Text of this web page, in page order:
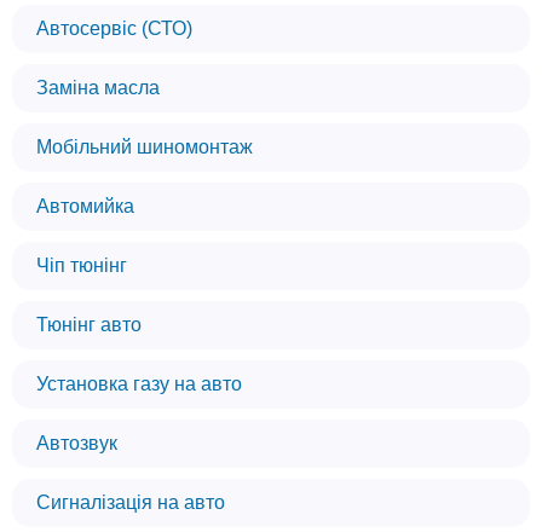
Автосервіс (СТО)
Заміна масла
Мобільний шиномонтаж
Автомийка
Чіп тюнінг
Тюнінг авто
Установка газу на авто
Автозвук
Сигналізація на авто